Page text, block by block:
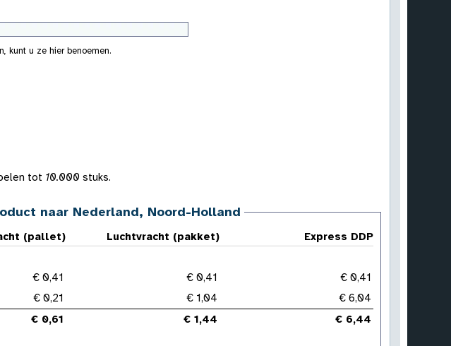
kunt u ze hier benoemen.
tot 10.000 stuks.
naar Nederland, Noord-Holland
(pallet) Luchtvracht (pakket)
Express DDP
€ 0,41 € 0,41
€ 0,41
€ 0,21 € 1,04
€ 6,04
€ 0,61 € 1,44
€ 6,44